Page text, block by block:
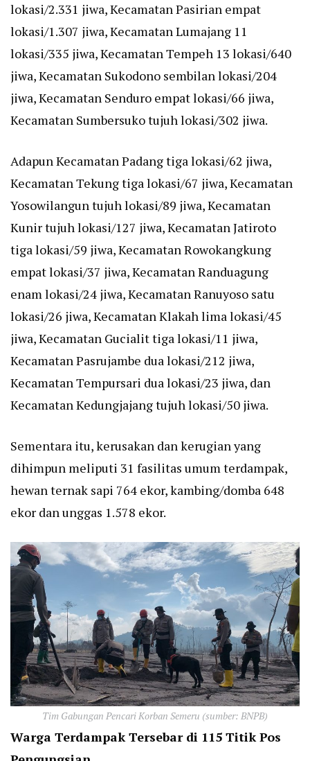
lokasi/2.331 jiwa, Kecamatan Pasirian empat
lokasi/1.307 jiwa, Kecamatan Lumajang 11
lokasi/335 jiwa, Kecamatan Tempeh 13 lokasi/640
jiwa, Kecamatan Sukodono sembilan lokasi/204
jiwa, Kecamatan Senduro empat lokasi/66 jiwa,
Kecamatan Sumbersuko tujuh lokasi/302 jiwa.
Adapun Kecamatan Padang tiga lokasi/62 jiwa,
Kecamatan Tekung tiga lokasi/67 jiwa, Kecamatan
Yosowilangun tujuh lokasi/89 jiwa, Kecamatan
Kunir tujuh lokasi/127 jiwa, Kecamatan Jatiroto
tiga lokasi/59 jiwa, Kecamatan Rowokangkung
empat lokasi/37 jiwa, Kecamatan Randuagung
enam lokasi/24 jiwa, Kecamatan Ranuyoso satu
lokasi/26 jiwa, Kecamatan Klakah lima lokasi/45
jiwa, Kecamatan Gucialit tiga lokasi/11 jiwa,
Kecamatan Pasrujambe dua lokasi/212 jiwa,
Kecamatan Tempursari dua lokasi/23 jiwa, dan
Kecamatan Kedungjajang tujuh lokasi/50 jiwa.
Sementara itu, kerusakan dan kerugian yang
dihimpun meliputi 31 fasilitas umum terdampak,
hewan ternak sapi 764 ekor, kambing/domba 648
ekor dan unggas 1.578 ekor.
Tim Gabungan Pencari Korban Semeru (sumber: BNPB)
Warga Terdampak Tersebar di 115 Titik Pos